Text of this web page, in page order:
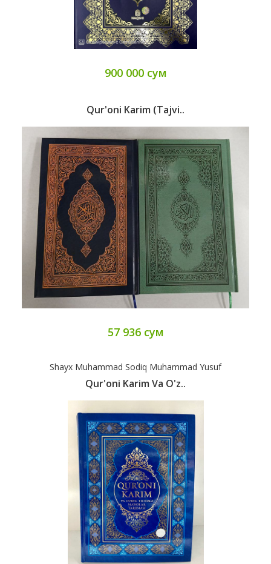
900 000 сум
Qur'oni Karim (tajvi..
57 936 сум
Shayx Muhammad Sodiq Muhammad Yusuf
Qur'oni Karim Va O'z..